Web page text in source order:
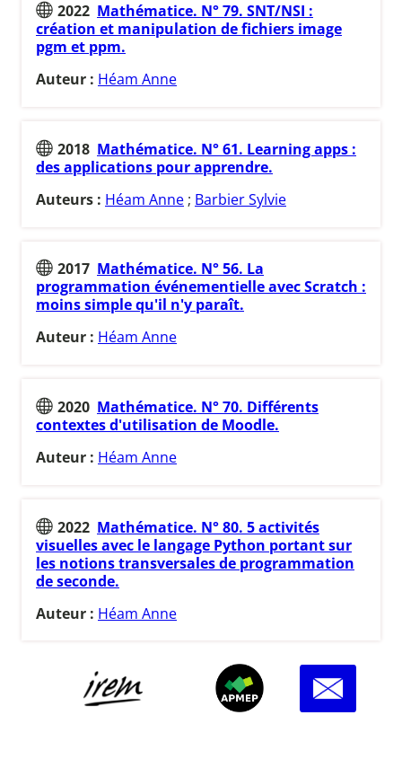
2022 Mathématice. N° 79. SNT/NSI :
création et manipulation de fichiers image
pgm et ppm.
Auteur : Héam Anne
2018 Mathématice. N° 61. Learning apps :
des applications pour apprendre.
Auteurs : Héam Anne ; Barbier Sylvie
2017 Mathématice. N° 56. La
programmation événementielle avec Scratch :
moins simple qu'il n'y paraît.
Auteur : Héam Anne
2020 Mathématice. N° 70. Différents
contextes d'utilisation de Moodle.
Auteur : Héam Anne
2022 Mathématice. N° 80. 5 activités
visuelles avec le langage Python portant sur
les notions transversales de programmation
de seconde.
Auteur : Héam Anne